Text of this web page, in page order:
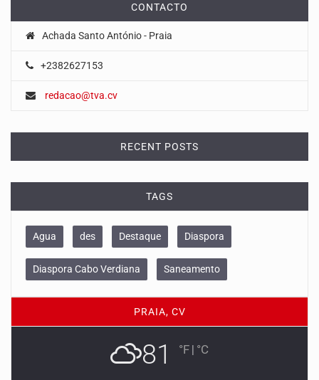
CONTACTO
Achada Santo António - Praia
+2382627153
redacao@tva.cv
RECENT POSTS
TAGS
Agua des Destaque Diaspora
Diaspora Cabo Verdiana Saneamento
PRAIA, CV
81 °F | °C